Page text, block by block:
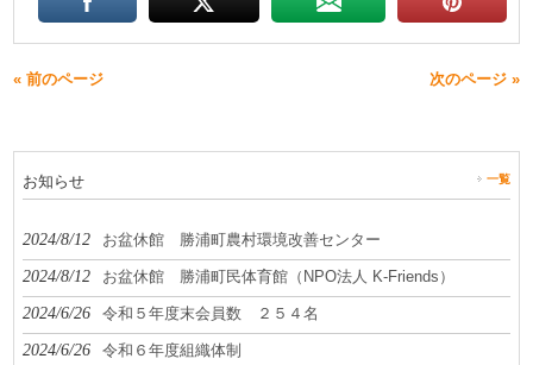
« 前のページ 次のページ »
お知らせ 一覧
2024/8/12 お盆休館 勝浦町農村環境改善センター
2024/8/12 お盆休館 勝浦町民体育館（NPO法人 K-Friends）
2024/6/26 令和５年度末会員数 ２５４名
2024/6/26 令和６年度組織体制